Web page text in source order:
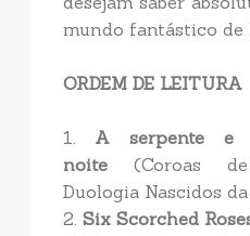
mundo fantástico de
ORDEM DE LEITURA
1. A serpente e
noite(Coroas
Duologia Nascidos
2. Six Scorched